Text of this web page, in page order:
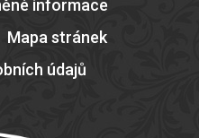
informace
Mapa stránek
údajů